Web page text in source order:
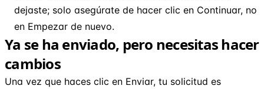
dejaste; solo asegúrate de hacer clic en Continuar, no
en Empezar de nuevo.
Ya se ha enviado, pero necesitas hacer
cambios
Una vez que haces clic en Enviar, tu solicitud es